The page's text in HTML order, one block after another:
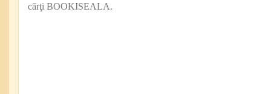
cărţi BOOKISEALA.